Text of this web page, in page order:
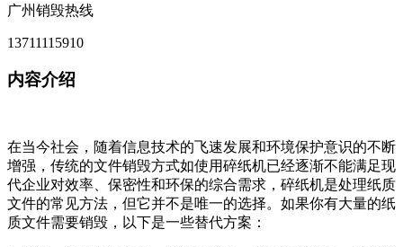
广州销毁热线
13711115910
内容介绍
在当今社会，随着信息技术的飞速发展和环境保护意识的不断
增强，传统的文件销毁方式如使用碎纸机已经逐渐不能满足现
代企业对效率、保密性和环保的综合需求，碎纸机是处理纸质
文件的常见方法，但它并不是唯一的选择。如果你有大量的纸
质文件需要销毁，以下是一些替代方案：